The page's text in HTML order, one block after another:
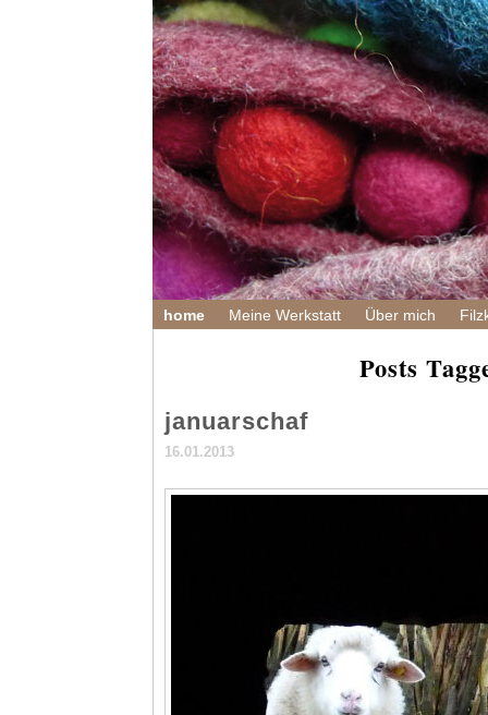
home Meine Werkstatt Über mich
Posts
januarschaf
16.01.2013